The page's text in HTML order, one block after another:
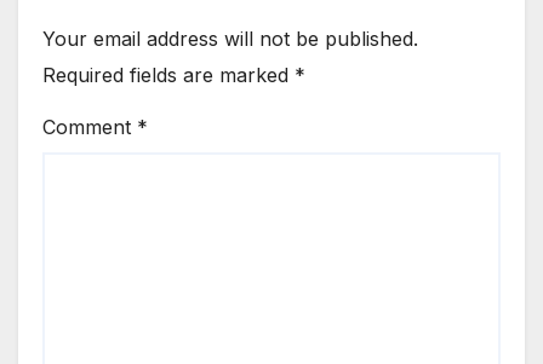
Your email address will not be published.
Required fields are marked *
Comment *